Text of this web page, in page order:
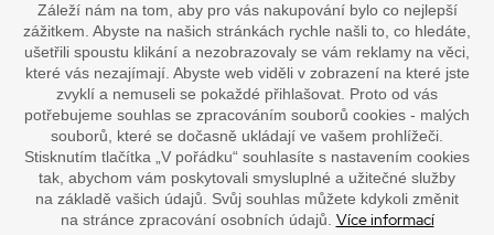
Doprava vaším oblíbeným dopravcem
”Lepíme s jistotou”
Záleží nám na tom, aby pro vás nakupování bylo co nejlepší
zážitkem. Abyste na našich stránkách rychle našli to, co hledáte,
ušetřili spoustu klikání a nezobrazovaly se vám reklamy na věci,
které vás nezajímají. Abyste web viděli v zobrazení na které jste
zvyklí a nemuseli se pokaždé přihlašovat. Proto od vás
potřebujeme souhlas se zpracováním souborů cookies - malých
souborů, které se dočasně ukládají ve vašem prohlížeči.
Stisknutím tlačítka „V pořádku“ souhlasíte s nastavením cookies
tak, abychom vám poskytovali smysluplné a užitečné služby
na základě vašich údajů. Svůj souhlas můžete kdykoli změnit
na stránce zpracování osobních údajů. Více informací